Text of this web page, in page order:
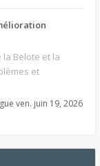
Belote et la
et
ven. juin 19, 2026